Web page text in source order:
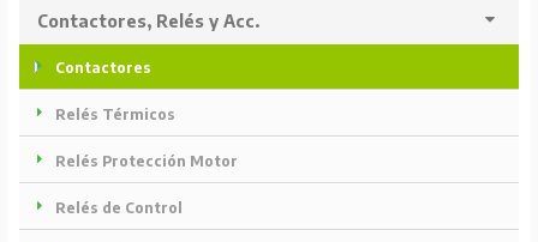
Contactores, Relés y Acc.
Contactores
Relés Térmicos
Relés Protección Motor
Relés de Control